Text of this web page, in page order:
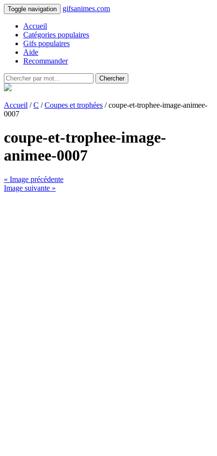
Toggle navigation gifsanimes.com
Accueil
Catégories populaires
Gifs populaires
Aide
Recommander
Chercher
Accueil /C /Coupes et trophées / coupe-et-trophee-image-animee-
0007
coupe-et-trophee-image-
animee-0007
« Image précédente
Image suivante »